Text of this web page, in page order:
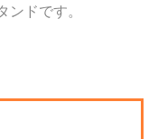
ドです。